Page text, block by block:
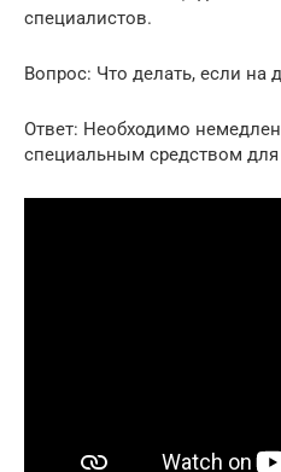
специалистов.
Вопрос: Что делать, если на
Ответ: Необходимо
специальным средством для